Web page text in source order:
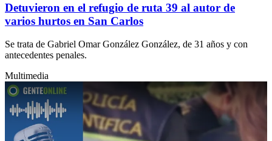
Detuvieron en el refugio de ruta 39 al autor de
varios hurtos en San Carlos
Se trata de Gabriel Omar González González, de 31 años y con
antecedentes penales.
Multimedia